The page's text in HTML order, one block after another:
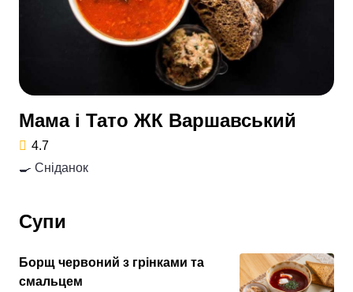
Мама і Тато ЖК Варшавський
4.7
🍳 Сніданок
Супи
Борщ червоний з грінками та
смальцем